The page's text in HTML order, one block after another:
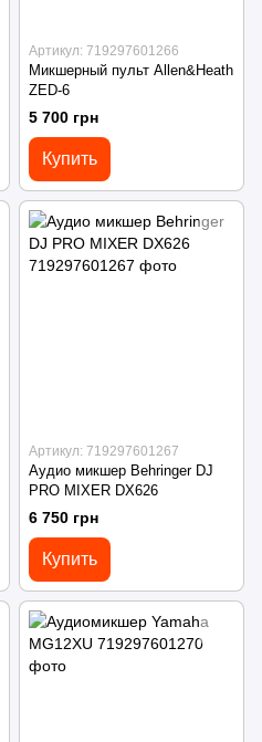
Артикул: 719297601266
Микшерный пульт Allen&Heath
ZED-6
5 700 грн
Купить
Артикул: 719297601267
Аудио микшер Behringer DJ
PRO MIXER DX626
6 750 грн
Купить